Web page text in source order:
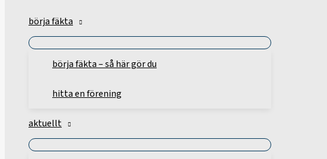
börja fäkta
börja fäkta – så här gör du
hitta en förening
aktuellt